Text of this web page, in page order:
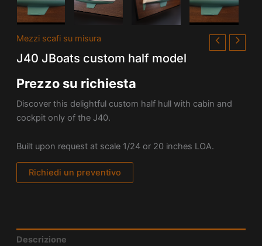
Mezzi scafi su misura
J40 JBoats custom half model
Prezzo su richiesta
Discover this delightful custom half hull with cabin and
cockpit only of the J40.
Built upon request at scale 1/24 or 20 inches LOA.
Richiedi un preventivo
Descrizione